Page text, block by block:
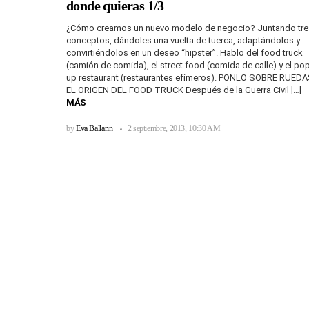
donde quieras 1/3
¿Cómo creamos un nuevo modelo de negocio? Juntando
conceptos, dándoles una vuelta de tuerca, adaptándolos y
convirtiéndolos en un deseo “hipster”. Hablo del food truck
(camión de comida), el street food (comida de calle) y el pop
up restaurant (restaurantes efímeros). PONLO SOBRE
EL ORIGEN DEL FOOD TRUCK Después de la Guerra Civil […]
MÁS
byEva Ballarin 2 septiembre, 2013, 10:30 AM